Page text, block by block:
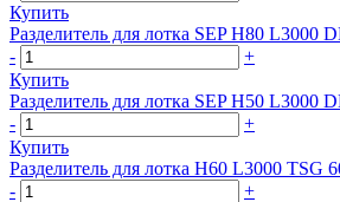
Купить
Разделитель для лотка SEP H80 L3000
-
+
Купить
Разделитель для лотка SEP H50 L3000
-
+
Купить
Разделитель для лотка H60 L3000 TSG
-
+